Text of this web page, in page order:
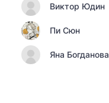
Виктор Юдин
Пи Сюн
Яна Богданова